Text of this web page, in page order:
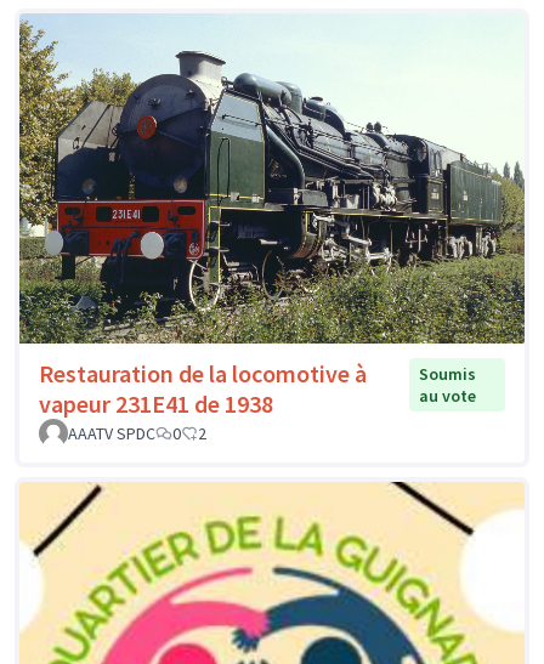
Restauration de la locomotive à
vapeur 231E41 de 1938
Soumis
au vote
AAATV SPDC
0 2